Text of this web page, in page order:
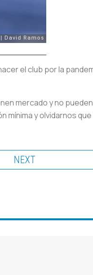
el club por la
mercado y no
y olvidarnos
NEXT